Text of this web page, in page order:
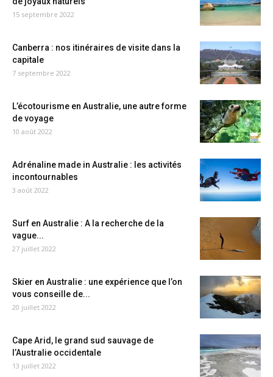
15 septembre 2022
Canberra : nos itinéraires de visite dans la
capitale
7 septembre 2022
L’écotourisme en Australie, une autre forme
de voyage
10 août 2022
Adrénaline made in Australie : les activités
incontournables
3 août 2022
Surf en Australie : A la recherche de la
vague...
27 juillet 2022
Skier en Australie : une expérience que l’on
vous conseille de...
20 juillet 2022
Cape Arid, le grand sud sauvage de
l’Australie occidentale
13 juillet 2022